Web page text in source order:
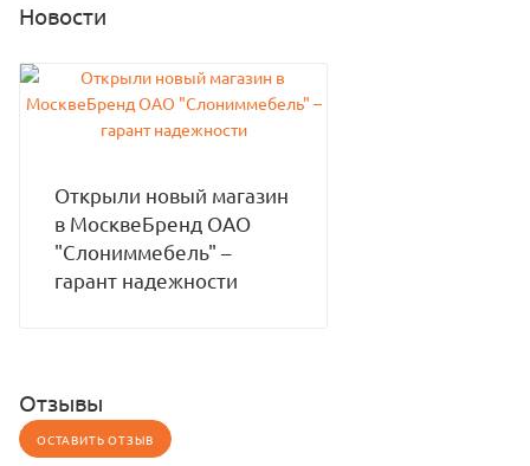
Новости
Открыли новый магазин
в МосквеБренд ОАО
"Слониммебель" –
гарант надежности
Отзывы
ОСТАВИТЬ ОТЗЫВ